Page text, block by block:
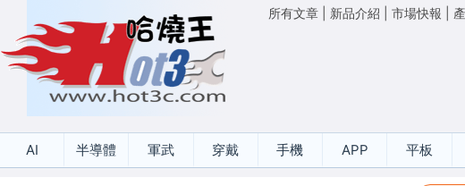
所有文章 新品介紹 市場快報
AI 半導體 軍武 穿戴 手機 APP 平板